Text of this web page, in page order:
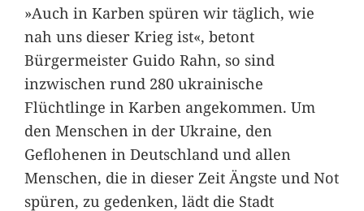
»Auch in Karben spüren wir täglich, wie
nah uns dieser Krieg ist«, betont
Bürgermeister Guido Rahn, so sind
inzwischen rund 280 ukrainische
Flüchtlinge in Karben angekommen. Um
den Menschen in der Ukraine, den
Geflohenen in Deutschland und allen
Menschen, die in dieser Zeit Ängste und Not
spüren, zu gedenken, lädt die Stadt